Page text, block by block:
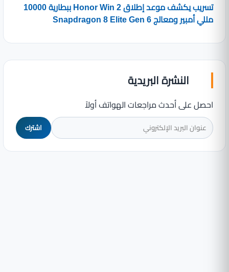
تسريب يكشف موعد إطلاق Honor Win 2 ببطارية 10000
مللي أمبير ومعالج Snapdragon 8 Elite Gen 6
النشرة البريدية
احصل على أحدث مراجعات الهواتف أولاً
اشترك